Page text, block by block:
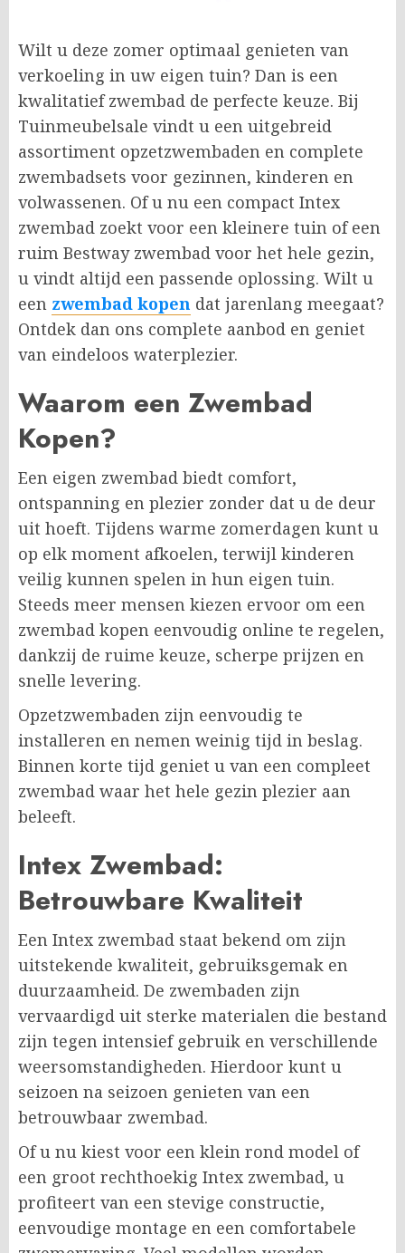
Wilt u deze zomer optimaal genieten van
verkoeling in uw eigen tuin? Dan is een
kwalitatief zwembad de perfecte keuze. Bij
Tuinmeubelsale vindt u een uitgebreid
assortiment opzetzwembaden en complete
zwembadsets voor gezinnen, kinderen en
volwassenen. Of u nu een compact Intex
zwembad zoekt voor een kleinere tuin of een
ruim Bestway zwembad voor het hele gezin,
u vindt altijd een passende oplossing. Wilt u
een zwembad kopen dat jarenlang meegaat?
Ontdek dan ons complete aanbod en geniet
van eindeloos waterplezier.
Waarom een Zwembad
Kopen?
Een eigen zwembad biedt comfort,
ontspanning en plezier zonder dat u de deur
uit hoeft. Tijdens warme zomerdagen kunt u
op elk moment afkoelen, terwijl kinderen
veilig kunnen spelen in hun eigen tuin.
Steeds meer mensen kiezen ervoor om een
zwembad kopen eenvoudig online te regelen,
dankzij de ruime keuze, scherpe prijzen en
snelle levering.
Opzetzwembaden zijn eenvoudig te
installeren en nemen weinig tijd in beslag.
Binnen korte tijd geniet u van een compleet
zwembad waar het hele gezin plezier aan
beleeft.
Intex Zwembad:
Betrouwbare Kwaliteit
Een Intex zwembad staat bekend om zijn
uitstekende kwaliteit, gebruiksgemak en
duurzaamheid. De zwembaden zijn
vervaardigd uit sterke materialen die bestand
zijn tegen intensief gebruik en verschillende
weersomstandigheden. Hierdoor kunt u
seizoen na seizoen genieten van een
betrouwbaar zwembad.
Of u nu kiest voor een klein rond model of
een groot rechthoekig Intex zwembad, u
profiteert van een stevige constructie,
eenvoudige montage en een comfortabele